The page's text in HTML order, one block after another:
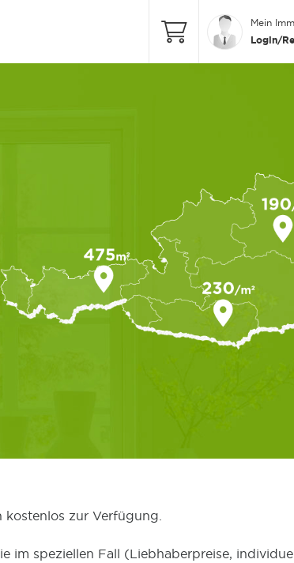
Mein
Login/
zur Verfügung.
im speziellen Fall (Liebhaberpreise,